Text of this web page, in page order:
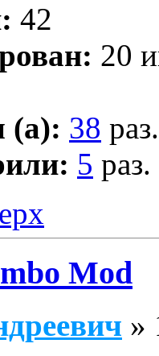
42
20
(а): 38 раз.
5 раз.
Mod
»